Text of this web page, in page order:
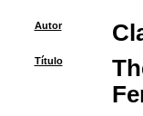
Autor
Título